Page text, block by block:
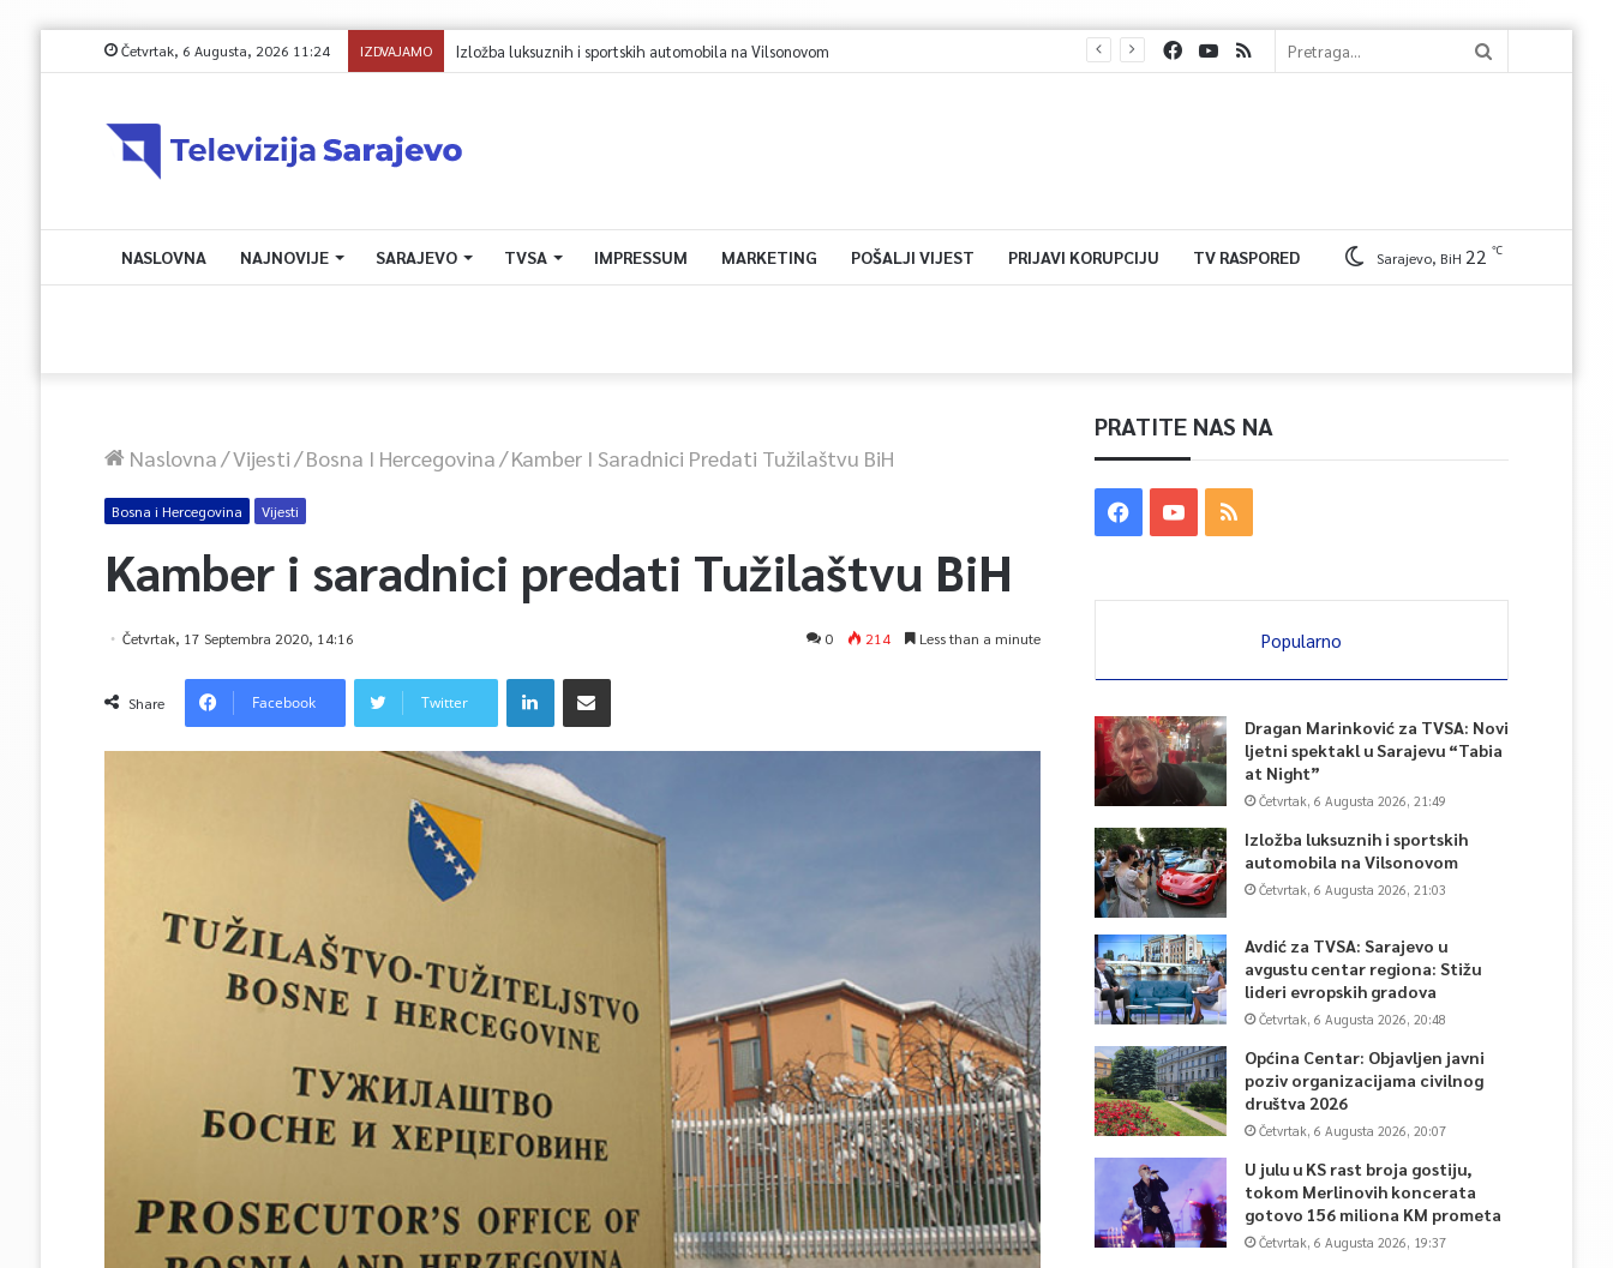
Četvrtak, 6 Augusta, 2026 11:24 IZDVAJAMO Izložba luksuznih i sportskih automobila na Vilsonovom
NASLOVNA NAJNOVIJE SARAJEVO TVSA IMPRESSUM MARKETING POŠALJI VIJEST PRIJAVI KORUPCIJU TV RASPORED Sarajevo, BiH 22 ℃
Naslovna/Vijesti/Bosna I Hercegovina/Kamber I Saradnici Predati Tužilaštvu BiH
Bosna i Hercegovina Vijesti
Kamber i saradnici predati Tužilaštvu BiH
Četvrtak, 17 Septembra 2020, 14:16 0 214 Less than a minute
Share Facebook Twitter
PRATITE NAS NA
Popularno
Dragan Marinković za TVSA: Novi
ljetni spektakl u Sarajevu “Tabia
at Night”
Četvrtak, 6 Augusta 2026, 21:49
Izložba luksuznih i sportskih
automobila na Vilsonovom
Četvrtak, 6 Augusta 2026, 21:03
Avdić za TVSA: Sarajevo u
avgustu centar regiona: Stižu
lideri evropskih gradova
Četvrtak, 6 Augusta 2026, 20:48
Općina Centar: Objavljen javni
poziv organizacijama civilnog
društva 2026
Četvrtak, 6 Augusta 2026, 20:07
U julu u KS rast broja gostiju,
tokom Merlinovih koncerata
gotovo 156 miliona KM prometa
Četvrtak, 6 Augusta 2026, 19:37